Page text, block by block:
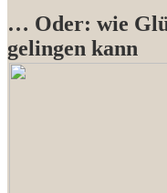
… Oder: wie
gelingen kann